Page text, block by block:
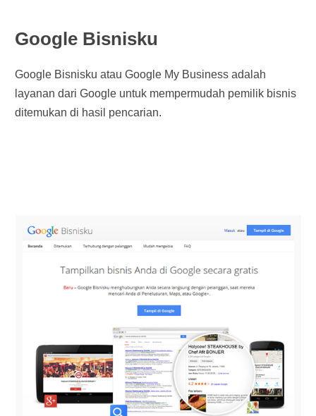
Google Bisnisku
Google Bisnisku atau Google My Business adalah
layanan dari Google untuk mempermudah pemilik bisnis
ditemukan di hasil pencarian.